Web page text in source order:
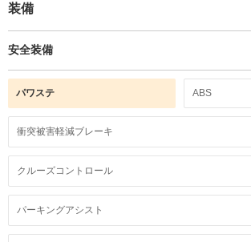
装備
安全装備
パワステ ABS
衝突被害軽減ブレーキ
クルーズコントロール
パーキングアシスト